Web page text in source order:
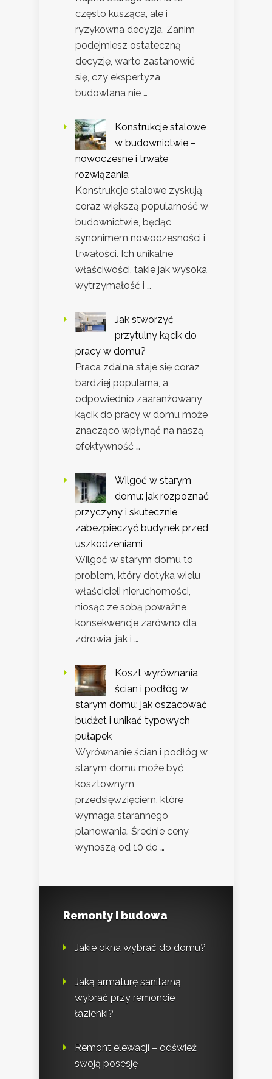
często kusząca, ale i
ryzykowna decyzja. Zanim
podejmiesz ostateczną
decyzję, warto zastanowić
się, czy ekspertyza
budowlana nie …
Konstrukcje stalowe
w budownictwie –
nowoczesne i trwałe
rozwiązania
Konstrukcje stalowe zyskują
coraz większą popularność w
budownictwie, będąc
synonimem nowoczesności i
trwałości. Ich unikalne
właściwości, takie jak wysoka
wytrzymałość i …
Jak stworzyć
przytulny kącik do
pracy w domu?
Praca zdalna staje się coraz
bardziej popularna, a
odpowiednio zaaranżowany
kącik do pracy w domu może
znacząco wpłynąć na naszą
efektywność …
Wilgoć w starym
domu: jak rozpoznać
przyczyny i skutecznie
zabezpieczyć budynek przed
uszkodzeniami
Wilgoć w starym domu to
problem, który dotyka wielu
właścicieli nieruchomości,
niosąc ze sobą poważne
konsekwencje zarówno dla
zdrowia, jak i …
Koszt wyrównania
ścian i podłóg w
starym domu: jak oszacować
budżet i unikać typowych
pułapek
Wyrównanie ścian i podłóg w
starym domu może być
kosztownym
przedsięwzięciem, które
wymaga starannego
planowania. Średnie ceny
wynoszą od 10 do …
Remonty i budowa
Jakie okna wybrać do domu?
Jaką armaturę sanitarną
wybrać przy remoncie
łazienki?
Remont elewacji – odśwież
swoją posesję